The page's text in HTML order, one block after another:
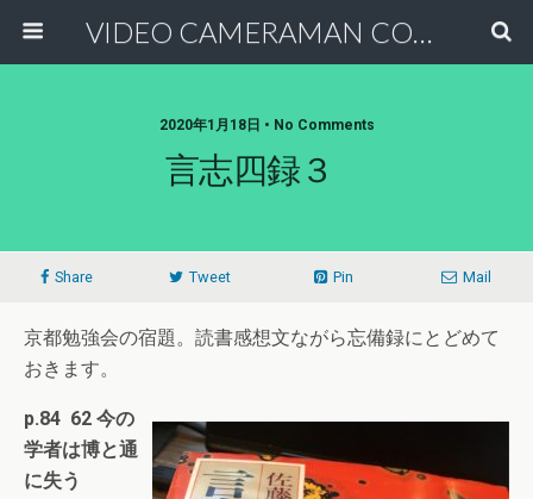
VIDEO CAMERAMAN COMMUNITY
2020年1月18日 • No Comments
言志四録３
Share Tweet Pin Mail
京都勉強会の宿題。読書感想文ながら忘備録にとどめて
おきます。
p.84 62 今の
学者は博と通
に失う